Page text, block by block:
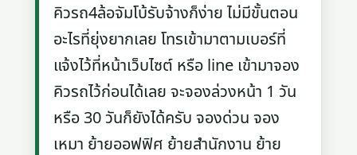
คิวรถ4ล้อจัมโบ้รับจ้างก็ง่าย ไม่มีขั้นตอน
อะไรที่ยุ่งยากเลย โทรเข้ามาตามเบอร์ที่
แจ้งไว้ที่หน้าเว็บไซต์ หรือ line เข้ามาจอง
คิวรถไว้ก่อนได้เลย จะจองล่วงหน้า 1 วัน
หรือ 30 วันก็ยังได้ครับ จองด่วน จอง
เหมา ย้ายออฟฟิศ ย้ายสำนักงาน ย้าย